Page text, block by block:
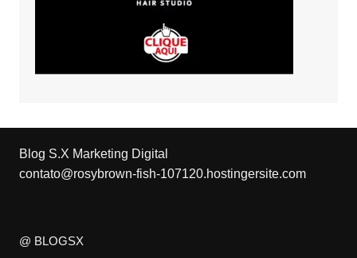
Blog S.X Marketing Digital
contato@rosybrown-fish-107120.hostingersite.com
@ BLOGSX